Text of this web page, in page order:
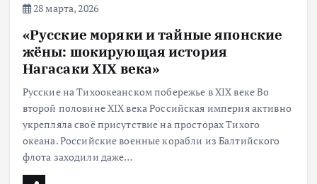
28 марта, 2026
«Русские моряки и тайные японские
жёны: шокирующая история
Нагасаки XIX века»
Русские на Тихоокеанском побережье в XIX веке Во
второй половине XIX века Российская империя активно
укрепляла своё присутствие на просторах Тихого
океана. Российские военные корабли из Балтийского
флота заходили даже…